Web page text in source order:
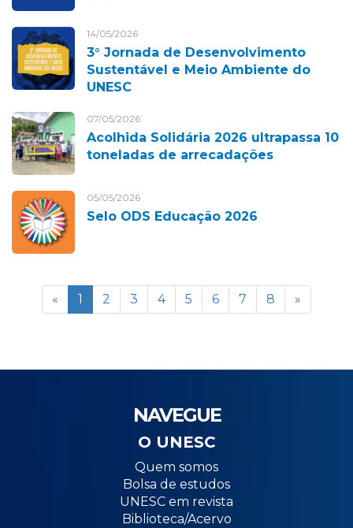
14/05/2026
3° Jornada de Desenvolvimento
Sustentável e Meio Ambiente do
UNESC
07/05/2026
Acolhida Solidária 2026 ultrapassa 10
toneladas de arrecadações
05/05/2026
Selo ODS Educação 2026
« 1 2 3 4 5 6 7 8 »
NAVEGUE
O UNESC
Quem somos
Bolsa de estudos
UNESC em revista
Biblioteca/Acervo